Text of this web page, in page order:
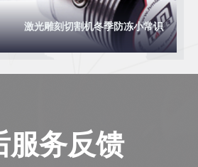
切割机冬季防冻小常识
服务反馈